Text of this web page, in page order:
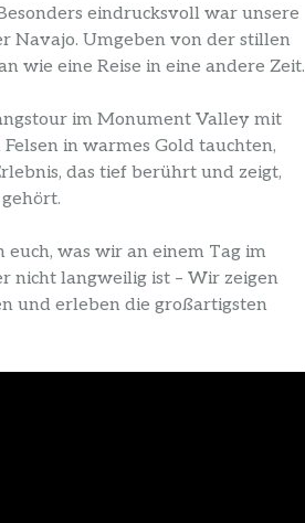
eindrucksvoll war unsere
Navajo. Umgeben von der stillen
wie eine Reise in eine andere Zeit.
im Monument Valley mit
in warmes Gold tauchten,
das tief berührt und zeigt,
was wir an einem Tag im
nicht langweilig ist – Wir zeigen
und erleben die großartigsten